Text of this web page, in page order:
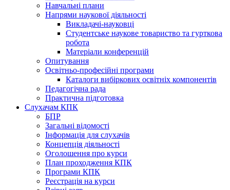
Навчальні плани
Напрями наукової діяльності
Викладачі-науковці
Студентське наукове товариство та гурткова
робота
Матеріали конференцій
Опитування
Освітньо-професійні програми
Каталоги вибіркових освітніх компонентів
Педагогічна рада
Практична підготовка
Слухачам КПК
БПР
Загальні відомості
Інформація для слухачів
Концепція діяльності
Оголошення про курси
План проходження КПК
Програми КПК
Реєстрація на курси